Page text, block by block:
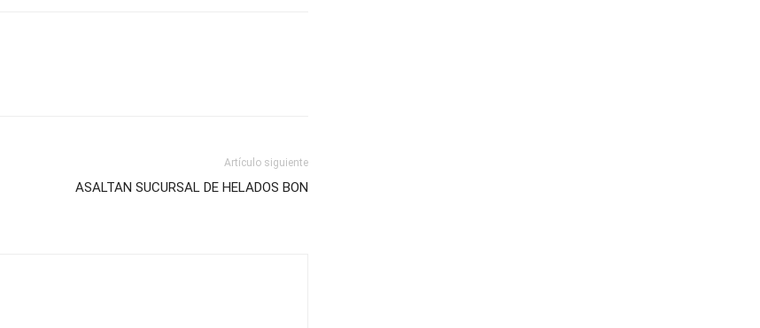
Artículo siguiente
ASALTAN SUCURSAL DE HELADOS BON